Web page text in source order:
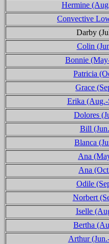
Hermine
Convective
Darby
Colin
Bonnie
Patricia
Grace
Erika (Aug.-
Dolores
Bill
Blanca
Ana
Ana
Odile
Norbert
Iselle
Bertha
Arthur